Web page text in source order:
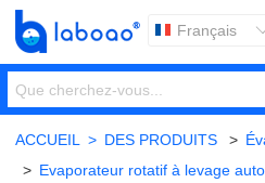
Français
ACCUEIL > DES PRODUITS >
> Evaporateur rotatif à levage